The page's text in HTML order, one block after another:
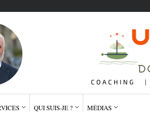
QUI SUIS-JE ? MÉDIAS